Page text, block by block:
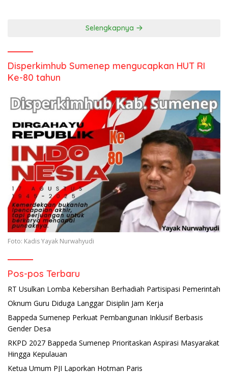
Selengkapnya
Disperkimhub Sumenep mengucapkan HUT RI
Ke-80 tahun
Foto: Kadis Yayak Nurwahyudi
Pos-pos Terbaru
RT Usulkan Lomba Kebersihan Berhadiah Partisipasi Pemerintah
Oknum Guru Diduga Langgar Disiplin Jam Kerja
Bappeda Sumenep Perkuat Pembangunan Inklusif Berbasis
Gender Desa
RKPD 2027 Bappeda Sumenep Prioritaskan Aspirasi Masyarakat
Hingga Kepulauan
Ketua Umum PJI Laporkan Hotman Paris